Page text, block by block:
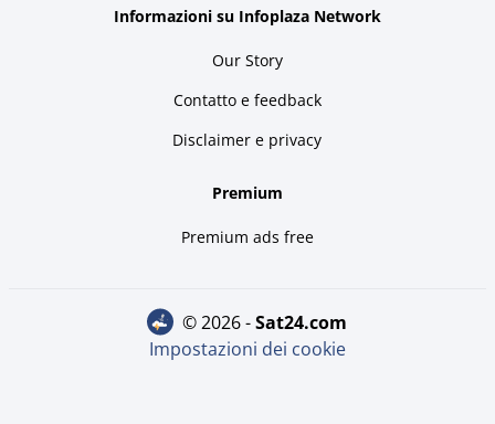
Informazioni su Infoplaza Network
Our Story
Contatto e feedback
Disclaimer e privacy
Premium
Premium ads free
© 2026 - sat24.com
Impostazioni dei cookie